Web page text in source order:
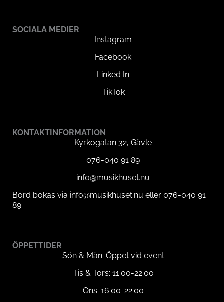
SOCIALA MEDIER
Instagram
Facebook
Linked In
TikTok
KONTAKTINFORMATION
Kyrkogatan 32, Gävle
076-040 91 89
info@musikhuset.nu
Bord bokas via info@musikhuset.nu eller 076-040 91
89
ÖPPETTIDER
Sön & Mån: Öppet vid event
Tis & Tors: 11.00-22.00
Ons: 16.00-22.00